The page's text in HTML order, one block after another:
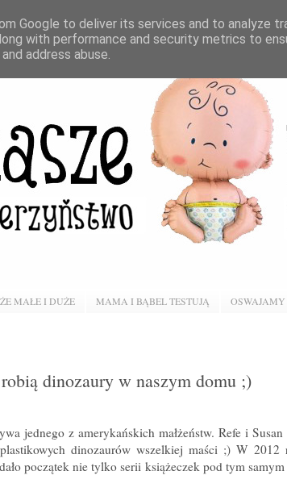
MAŁE I DUŻE MAMA I BĄBEL TESTUJĄ
dinozaury w naszym domu ;)
jednego z amerykańskich małżeństw. Refe i
dinozaurów wszelkiej maści ;) W 2012
początek nie tylko serii książeczek pod tym
Google to deliver its services and to analyze
with performance and security metrics to
address abuse.